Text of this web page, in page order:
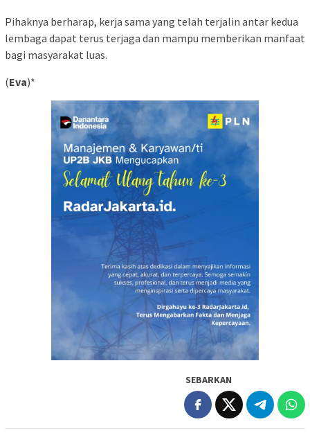
Pihaknya berharap, kerja sama yang telah terjalin antar kedua
lembaga dapat terus terjaga dan mampu memberikan manfaat
bagi masyarakat luas.
(Eva)*
SEBARKAN